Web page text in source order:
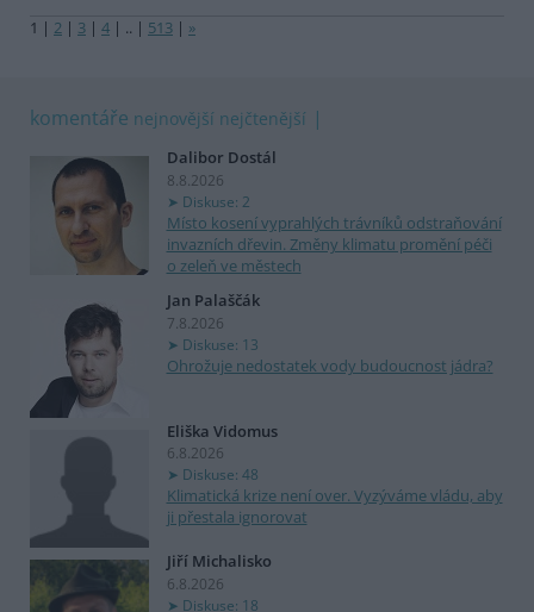
1 | 2 | 3 | 4 | .. | 513 | »
komentáře nejnovější nejčtenější
Dalibor Dostál
8.8.2026
Diskuse: 2
Místo kosení vyprahlých trávníků odstraňování
invazních dřevin. Změny klimatu promění péči
o zeleň ve městech
Jan Palaščák
7.8.2026
Diskuse: 13
Ohrožuje nedostatek vody budoucnost jádra?
Eliška Vidomus
6.8.2026
Diskuse: 48
Klimatická krize není over. Vyzýváme vládu, aby
ji přestala ignorovat
Jiří Michalisko
6.8.2026
Diskuse: 18